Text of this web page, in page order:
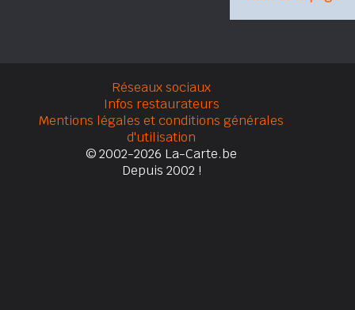
Réseaux sociaux
Infos restaurateurs
Mentions légales et conditions générales
d'utilisation
© 2002-2026 La-Carte.be
Depuis 2002 !